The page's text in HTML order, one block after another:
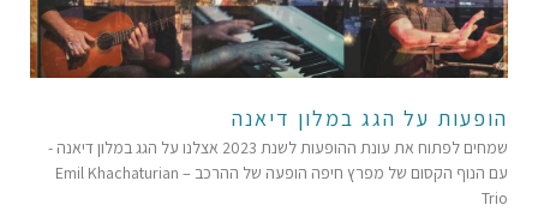
הופעות על הגג במלון דיאנה
שמחים לפתוח את עונת ההופעות לשנת 2023 אצלנו על הגג במלון דיאנה -
עם הנוף הקסום של מפרץ חיפה הופעה של ההרכב – Emil Khachaturian
Trio